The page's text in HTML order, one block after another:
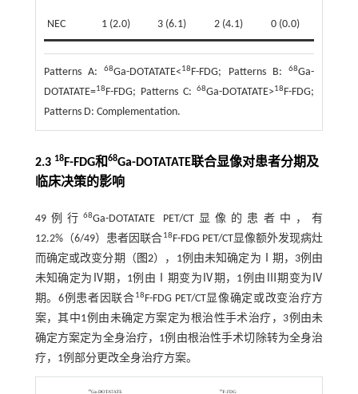
NEC 1 (2.0) 3 (6.1) 2 (4.1) 0 (0.0)
Patterns A:68Ga-DOTATATE<18 F-FDG; Patterns B:68Ga-
DOTATATE=18 F-FDG; Patterns C:68Ga-DOTATATE>18 F-FDG;
Patterns D: Complementation.
2.3 18F-FDG和68Ga-DOTATATE联合显像对患者分期及
临床决策的影响
49例行68Ga-DOTATATE PET/CT显像的患者中，有
12.2%（6/49）患者因联合18 F-FDG PET/CT显像额外发现病灶
而确定或改变分期（ 图2），1例由未知确定为Ⅰ期，3例由
未知确定为Ⅳ期，1例由Ⅰ期变为Ⅳ期，1例由Ⅲ期变为Ⅳ
期。6例患者因联合18 F-FDG PET/CT显像确定或改变治疗方
案，其中1例由未确定方案定为根治性手术治疗，3例由未
确定方案定为全身治疗，1例由根治性手术切除转为全身治
疗，1例部分更改全身治疗方案。